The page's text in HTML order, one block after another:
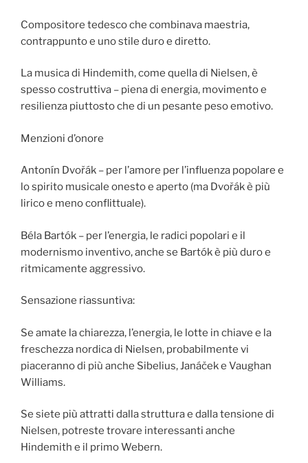
Compositore tedesco che combinava maestria,
contrappunto e uno stile duro e diretto.
La musica di Hindemith, come quella di Nielsen, è
spesso costruttiva – piena di energia, movimento e
resilienza piuttosto che di un pesante peso emotivo.
Menzioni d’onore
Antonín Dvořák – per l’amore per l’influenza popolare e
lo spirito musicale onesto e aperto (ma Dvořák è più
lirico e meno conflittuale).
Béla Bartók – per l’energia, le radici popolari e il
modernismo inventivo, anche se Bartók è più duro e
ritmicamente aggressivo.
Sensazione riassuntiva:
Se amate la chiarezza, l’energia, le lotte in chiave e la
freschezza nordica di Nielsen, probabilmente vi
piaceranno di più anche Sibelius, Janáček e Vaughan
Williams.
Se siete più attratti dalla struttura e dalla tensione di
Nielsen, potreste trovare interessanti anche
Hindemith e il primo Webern.